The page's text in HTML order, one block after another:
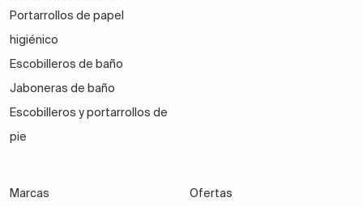
Portarrollos de papel
higiénico
Escobilleros de baño
Jaboneras de baño
Escobilleros y portarrollos de
pie
Marcas
Ofertas